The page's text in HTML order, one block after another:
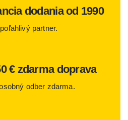
dodania od 1990
partner.
€ zdarma doprava
odber zdarma.